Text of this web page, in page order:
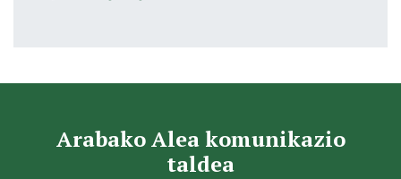
Arabako Alea komunikazio
taldea